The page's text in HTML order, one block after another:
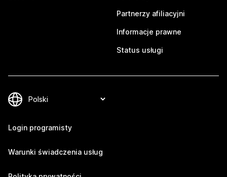
Partnerzy afiliacyjni
Informacje prawne
Status usługi
Login programisty
Warunki świadczenia usług